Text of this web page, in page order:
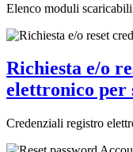
Elenco moduli
Richiesta e/o
elettronico per
Credenziali registro